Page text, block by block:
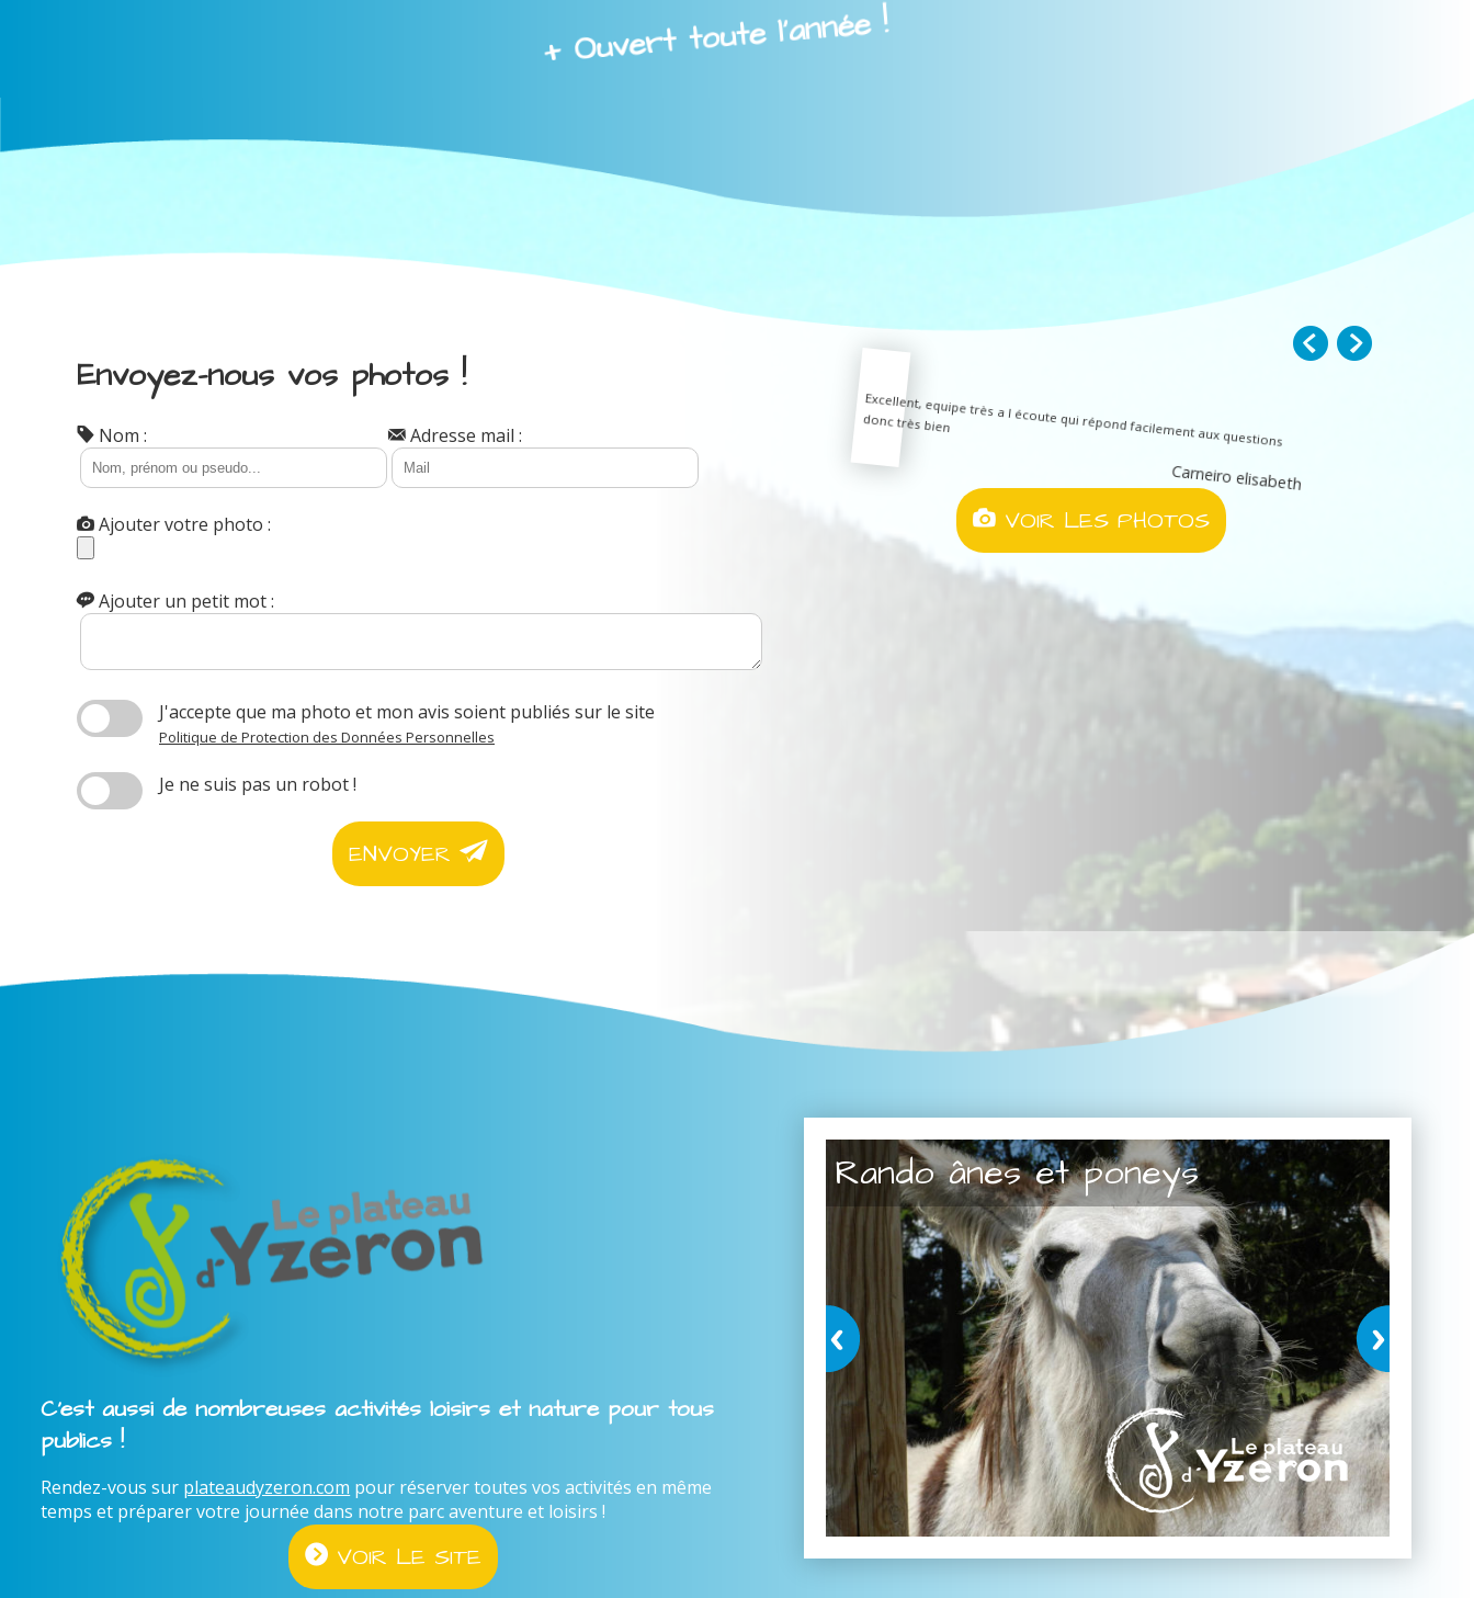
+ Ouvert toute l'année !
Envoyez-nous vos photos !
Nom : Adresse mail :
Ajouter votre photo :
Ajouter un petit mot :
J'accepte que ma photo et mon avis soient publiés sur le site
Politique de Protection des Données Personnelles
Je ne suis pas un robot !
ENVOYER
Excellent, equipe très a l écoute qui répond facilement aux questions
donc très bien
Carneiro elisabeth
VOIR LES PHOTOS
C'est aussi de nombreuses activités loisirs et nature pour tous
publics !
Rendez-vous sur plateaudyzeron.com pour réserver toutes vos activités en même
temps et préparer votre journée dans notre parc aventure et loisirs !
VOIR LE SITE